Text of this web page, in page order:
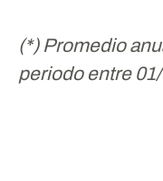
(*) Promedio
periodo entre